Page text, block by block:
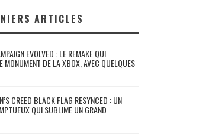
ARTICLES
EVOLVED : LE REMAKE QUI
MONUMENT DE LA XBOX, AVEC QUELQUES
CREED BLACK FLAG RESYNCED : UN
QUI SUBLIME UN GRAND